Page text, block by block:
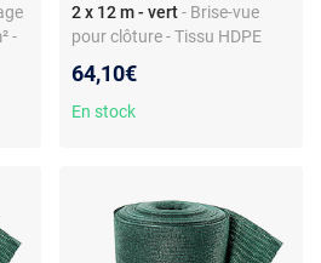
-
2 x 12 m - vert - Brise-vue
pour clôture - Tissu HDPE
Montage facile
64,10€
En stock